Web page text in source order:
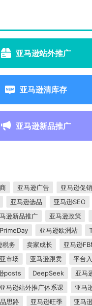
亚马逊站外推广
亚马逊清库存
亚马逊新品推广
亚马逊广告
亚马逊促销
亚马逊选品
亚马逊SEO
逊新品推广 亚马逊政策
亚马逊欧洲站
税务 卖家成长
亚马逊
市场 亚马逊跟卖
平台
posts DeepSeek
亚马
亚马逊站外推广体系课
亚马
思路 亚马逊旺季
亚马